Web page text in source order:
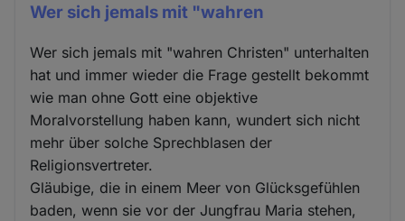
Wer sich jemals mit "wahren
Wer sich jemals mit "wahren Christen" unterhalten
hat und immer wieder die Frage gestellt bekommt
wie man ohne Gott eine objektive
Moralvorstellung haben kann, wundert sich nicht
mehr über solche Sprechblasen der
Religionsvertreter.
Gläubige, die in einem Meer von Glücksgefühlen
baden, wenn sie vor der Jungfrau Maria stehen,